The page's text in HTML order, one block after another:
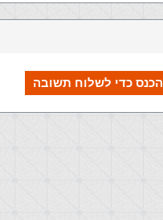
הכנס כדי לשלוח תשובה